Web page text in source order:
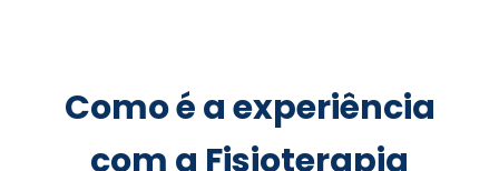
Como é a experiência
com a Fisioterapia